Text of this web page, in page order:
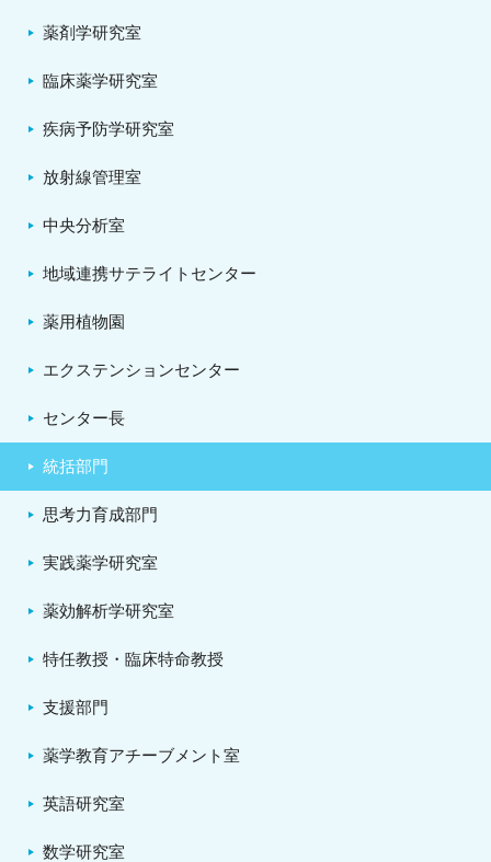
薬剤学研究室
臨床薬学研究室
疾病予防学研究室
放射線管理室
中央分析室
地域連携サテライトセンター
薬用植物園
エクステンションセンター
センター長
統括部門
思考力育成部門
実践薬学研究室
薬効解析学研究室
特任教授・臨床特命教授
支援部門
薬学教育アチーブメント室
英語研究室
数学研究室